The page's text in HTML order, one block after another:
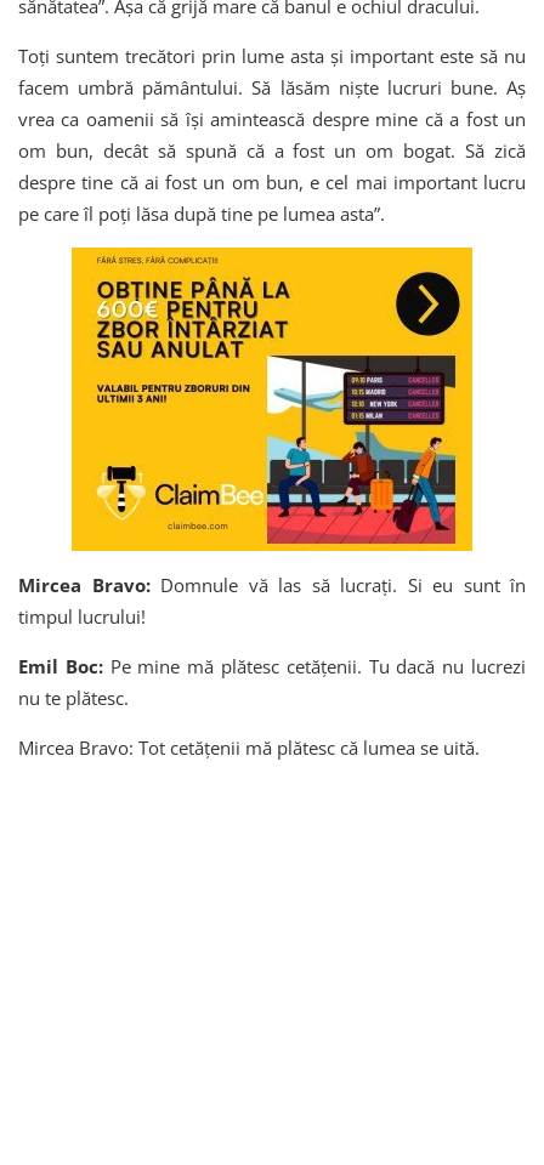
sănătatea”. Așa că grijă mare că banul e ochiul dracului.
Toți suntem trecători prin lume asta și important este să nu
facem umbră pământului. Să lăsăm niște lucruri bune. Aș
vrea ca oamenii să își amintească despre mine că a fost un
om bun, decât să spună că a fost un om bogat. Să zică
despre tine că ai fost un om bun, e cel mai important lucru
pe care îl poți lăsa după tine pe lumea asta”.
Mircea Bravo: Domnule vă las să lucrați. Si eu sunt în
timpul lucrului!
Emil Boc: Pe mine mă plătesc cetățenii. Tu dacă nu lucrezi
nu te plătesc.
Mircea Bravo: Tot cetățenii mă plătesc că lumea se uită.